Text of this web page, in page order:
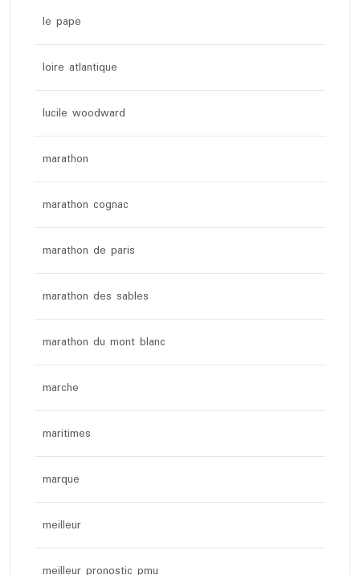
le pape
loire atlantique
lucile woodward
marathon
marathon cognac
marathon de paris
marathon des sables
marathon du mont blanc
marche
maritimes
marque
meilleur
meilleur pronostic pmu